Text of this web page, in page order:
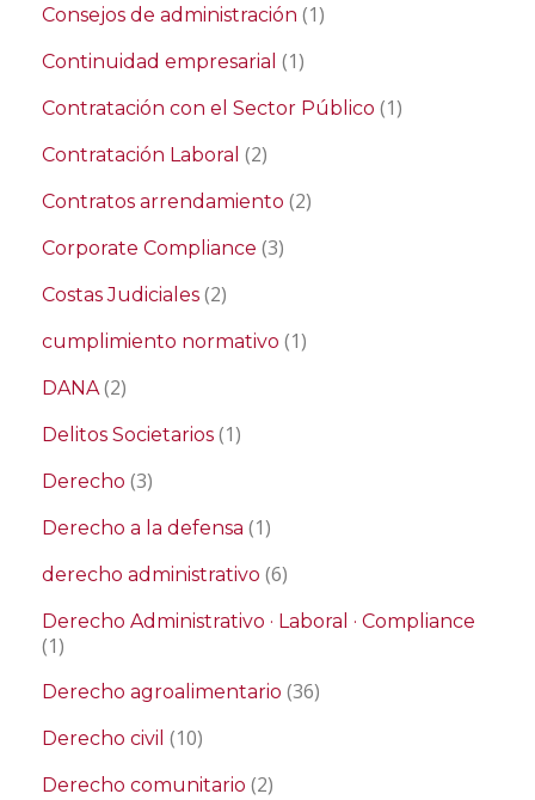
Consejos de administración (1)
Continuidad empresarial (1)
Contratación con el Sector Público (1)
Contratación Laboral (2)
Contratos arrendamiento (2)
Corporate Compliance (3)
Costas Judiciales (2)
cumplimiento normativo (1)
DANA(2)
Delitos Societarios (1)
Derecho (3)
Derecho a la defensa (1)
derecho administrativo (6)
Derecho Administrativo · Laboral · Compliance
(1)
Derecho agroalimentario (36)
Derecho civil (10)
Derecho comunitario (2)